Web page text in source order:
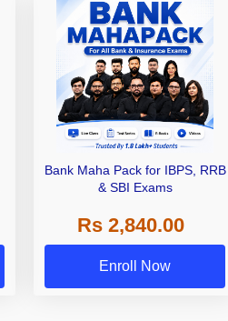
Bank Maha Pack for IBPS, RRB
& SBI Exams
Rs 2,840.00
Enroll Now